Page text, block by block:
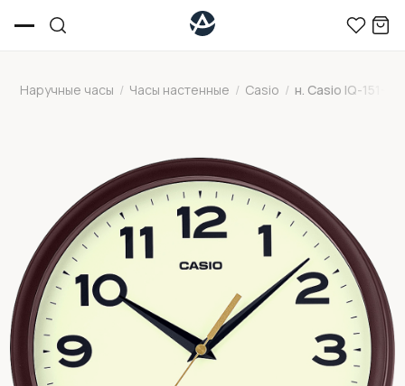
Наручные часы / Часы настенные / Casio / н. Casio IQ-151-5